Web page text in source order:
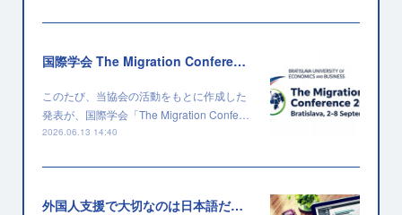
国際学会 The Migration Conference 2026 に採択されました
このたび、当協会の活動をもとに作成した
発表が、国際学会「The Migration Confe…
2026.06.13 14:40
外国人支援で大切なのは日本語だけではない